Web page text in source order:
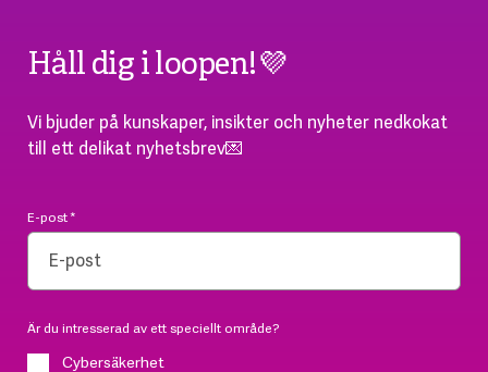
Håll dig i loopen!💜
Vi bjuder på kunskaper, insikter och nyheter nedkokat
till ett delikat nyhetsbrev💌
E-post*
Är du intresserad av ett speciellt område?
Cybersäkerhet